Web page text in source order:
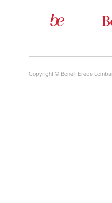
Copyright © Bonelli Erede